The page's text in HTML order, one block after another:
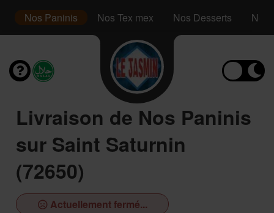
Nos Paninis Nos Tex mex Nos Desserts Nos
Livraison de Nos Paninis
sur Saint Saturnin
(72650)
Actuellement fermé...